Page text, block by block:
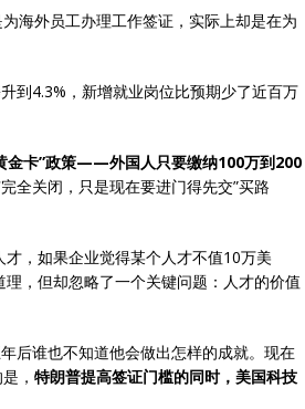
海外员工办理工作签证，实际上却是在为
到4.3%，新增就业岗位比预期少了近百万
金卡”政策——外国人只要缴纳100万到200
全关闭，只是现在要进门得先交”买路
，如果企业觉得某个人才不值10万美
，但却忽略了一个关键问题：人才的价值
后谁也不知道他会做出怎样的成就。现在
， 特朗普提高签证门槛的同时，美国科技